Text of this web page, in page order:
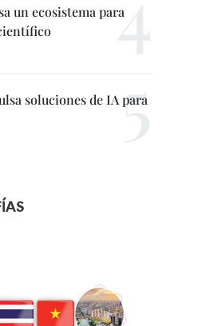
un ecosistema para
soluciones de IA para